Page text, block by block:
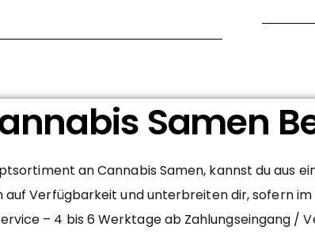
Samen
an Cannabis Samen, kannst du aus
Verfügbarkeit und unterbreiten dir, sofern
– 4 bis 6 Werktage ab Zahlungseingang /